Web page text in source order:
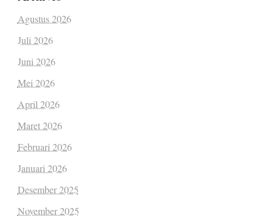
Agustus 2026
Juli 2026
Juni 2026
Mei 2026
April 2026
Maret 2026
Februari 2026
Januari 2026
Desember 2025
November 2025